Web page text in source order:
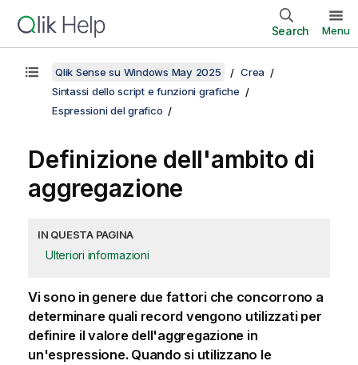
Search Menu
Qlik Sense su Windows May 2025
Crea
Sintassi dello script e funzioni grafiche
Espressioni del grafico
Definizione dell'ambito di
aggregazione
IN QUESTA PAGINA
Ulteriori informazioni
Vi sono in genere due fattori che concorrono a
determinare quali record vengono utilizzati per
definire il valore dell'aggregazione in
un'espressione. Quando si utilizzano le